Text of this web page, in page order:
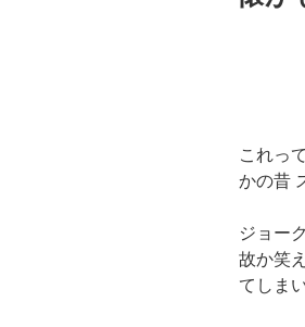
これっ
かの昔
ジョー
故か笑
てしま